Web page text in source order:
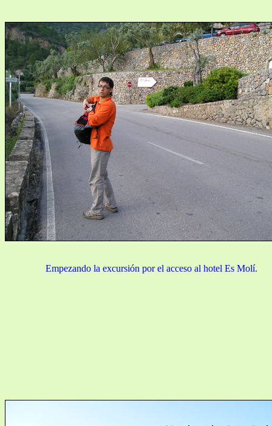
Empezando la excursión por el acceso al hotel Es Molí.